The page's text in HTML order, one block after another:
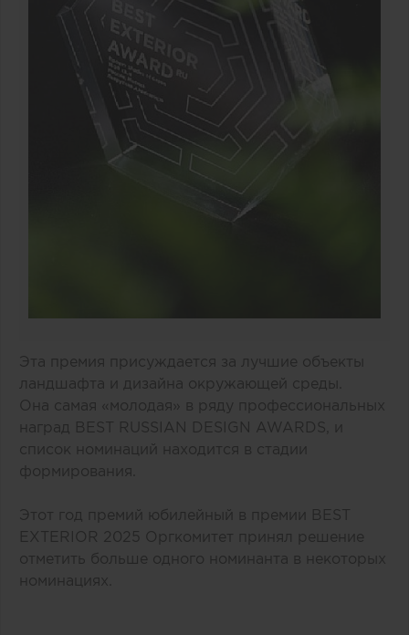
Эта премия присуждается за лучшие объекты
ландшафта и дизайна окружающей среды.
Она самая «молодая» в ряду профессиональных
наград BEST RUSSIAN DESIGN AWARDS, и
список номинаций находится в стадии
формирования.
Этот год премий юбилейный в премии BEST
EXTERIOR 2025 Оргкомитет принял решение
отметить больше одного номинанта в некоторых
номинациях.